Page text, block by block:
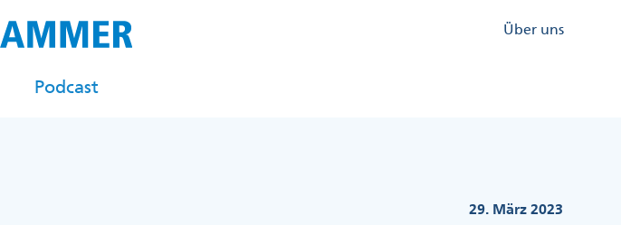
Kopfzeile
Über uns
Podcast
29. März 2023